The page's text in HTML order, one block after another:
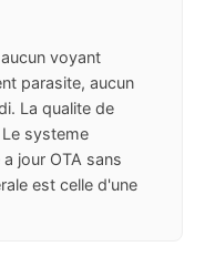
voyant
parasite, aucun
La qualite de
systeme
jour OTA sans
est celle d'une